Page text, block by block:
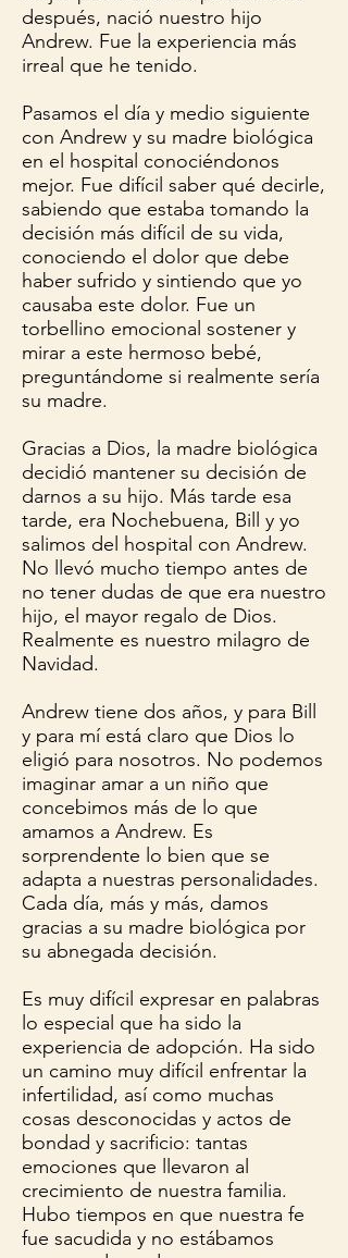
después, nació nuestro hijo
Andrew. Fue la experiencia más
irreal que he tenido.
Pasamos el día y medio siguiente
con Andrew y su madre biológica
en el hospital conociéndonos
mejor. Fue difícil saber qué decirle,
sabiendo que estaba tomando la
decisión más difícil de su vida,
conociendo el dolor que debe
haber sufrido y sintiendo que yo
causaba este dolor. Fue un
torbellino emocional sostener y
mirar a este hermoso bebé,
preguntándome si realmente sería
su madre.
Gracias a Dios, la madre biológica
decidió mantener su decisión de
darnos a su hijo. Más tarde esa
tarde, era Nochebuena, Bill y yo
salimos del hospital con Andrew.
No llevó mucho tiempo antes de
no tener dudas de que era nuestro
hijo, el mayor regalo de Dios.
Realmente es nuestro milagro de
Navidad.
Andrew tiene dos años, y para Bill
y para mí está claro que Dios lo
eligió para nosotros. No podemos
imaginar amar a un niño que
concebimos más de lo que
amamos a Andrew. Es
sorprendente lo bien que se
adapta a nuestras personalidades.
Cada día, más y más, damos
gracias a su madre biológica por
su abnegada decisión.
Es muy difícil expresar en palabras
lo especial que ha sido la
experiencia de adopción. Ha sido
un camino muy difícil enfrentar la
infertilidad, así como muchas
cosas desconocidas y actos de
bondad y sacrificio: tantas
emociones que llevaron al
crecimiento de nuestra familia.
Hubo tiempos en que nuestra fe
fue sacudida y no estábamos